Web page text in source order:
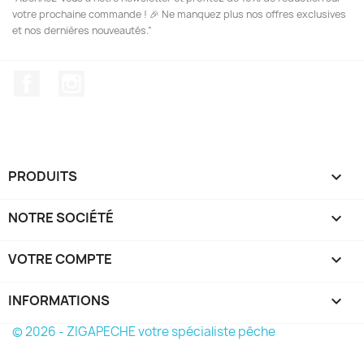
votre prochaine commande ! 🎉 Ne manquez plus nos offres exclusives
et nos dernières nouveautés.”
PRODUITS 
NOTRE SOCIÉTÉ 
VOTRE COMPTE 
INFORMATIONS keyboard_arrow_down
© 2026 - ZIGAPECHE votre spécialiste pêche